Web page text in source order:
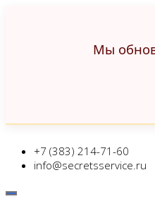
Мы
+7 (383) 214-71-60
info@secretsservice.ru